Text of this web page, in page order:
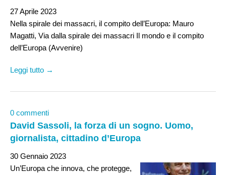
27 Aprile 2023
Nella spirale dei massacri, il compito dell’Europa: Mauro
Magatti, Via dalla spirale dei massacri Il mondo e il compito
dell’Europa (Avvenire)
Leggi tutto →
0 commenti
David Sassoli, la forza di un sogno. Uomo,
giornalista, cittadino d’Europa
30 Gennaio 2023
Un’Europa che innova, che protegge,